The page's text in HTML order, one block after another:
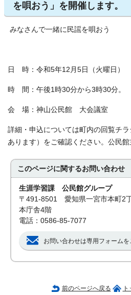
を唄おう」を開催します。
みなさんで一緒に民謡を唄おう
日 時：令和5年12月5日（火曜日）
時 間：午後1時30分から3時30分。
会 場：神山公民館 大会議室
詳細・申込については町内の回覧チ
あります）をご確認ください。公
このページに関するお問い合わせ
生涯学習課 公民館グループ
〒491-8501 愛知県一宮市本町2
本庁舎4階
電話：0586-85-7077
お問い合わせは専用フォームを
前のページへ戻る